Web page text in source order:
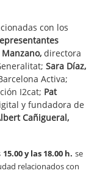
con los
Manzano, directora
Sara Díaz,
Activa;
I2cat; Pat
y fundadora de
Cañigueral,
15.00 y las 18.00 h. se
relacionados con